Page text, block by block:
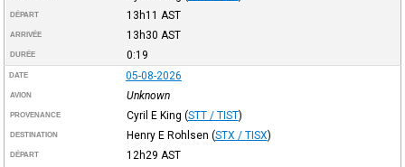
DÉPART 13h11 AST
ARRIVÉE 13h30 AST
DURÉE 0:19
DATE 05-08-2026
AVION Unknown
PROVENANCE Cyril E King (STT / TIST)
DESTINATION Henry E Rohlsen (STX / TISX)
DÉPART 12h29 AST